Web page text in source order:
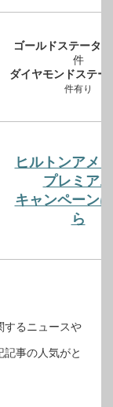
ゴールドステータス
件
ダイヤモンドステー
件有り
ヒルトンアメ
プレミアム
キャンペーン
ら
するニュースや
事の人気がと